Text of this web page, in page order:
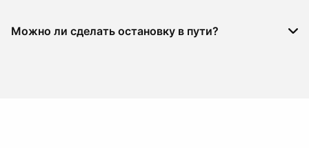
Можно ли сделать остановку в пути?